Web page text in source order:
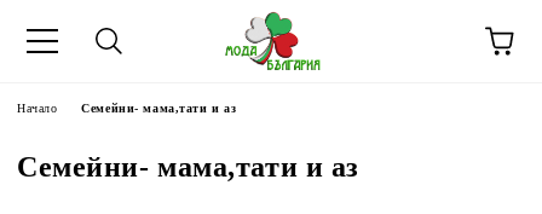
Начало Семейни- мама,тати и аз
Семейни- мама,тати и аз